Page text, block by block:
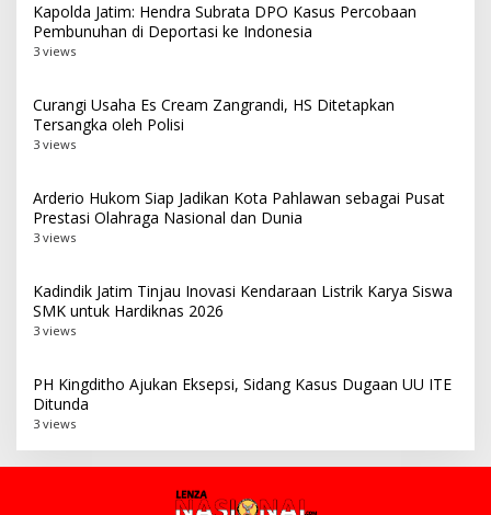
Kapolda Jatim: Hendra Subrata DPO Kasus Percobaan
Pembunuhan di Deportasi ke Indonesia
3 views
Curangi Usaha Es Cream Zangrandi, HS Ditetapkan
Tersangka oleh Polisi
3 views
Arderio Hukom Siap Jadikan Kota Pahlawan sebagai Pusat
Prestasi Olahraga Nasional dan Dunia
3 views
Kadindik Jatim Tinjau Inovasi Kendaraan Listrik Karya Siswa
SMK untuk Hardiknas 2026
3 views
PH Kingditho Ajukan Eksepsi, Sidang Kasus Dugaan UU ITE
Ditunda
3 views